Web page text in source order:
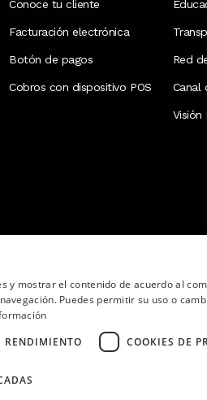
Conoce tu cliente
Facturación electrónica
Botón de pagos
Cobros con dispositivo POS
Red
Canal
Visión
y mostrar el contenido de acuerdo al
Puedes permitir su uso o
RENDIMIENTO COOKIES DE